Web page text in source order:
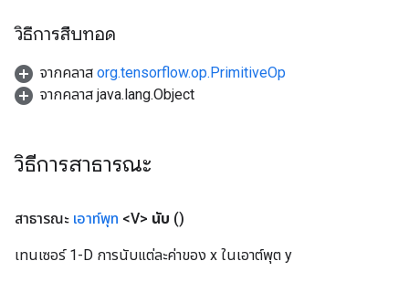
วิธีการสืบทอด
จากคลาส org.tensorflow.op.PrimitiveOp
จากคลาส java.lang.Object
วิธีการสาธารณะ
สาธารณะ เอาท์พุท <V> นับ ()
เทนเซอร์ 1-D การนับแต่ละค่าของ x ในเอาต์พุต y